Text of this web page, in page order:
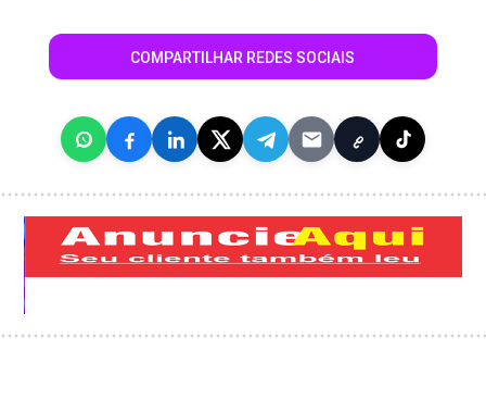
COMPARTILHAR REDES SOCIAIS